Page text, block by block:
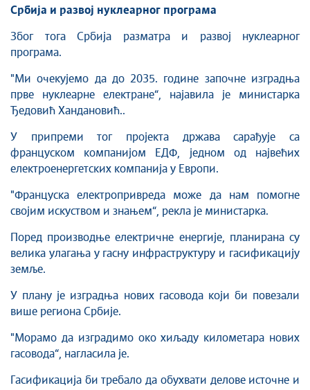
Србија и развој нуклеарног програма
Због тога Србија разматра и развој нуклеарног
програма.
"Ми очекујемо да до 2035. године започне изградња
прве нуклеарне електране“, најавила је министарка
Ђедовић Хандановић..
У припреми тог пројекта држава сарађује са
француском компанијом ЕДФ, једном од највећих
електроенергетских компанија у Европи.
"Француска електропривреда може да нам помогне
својим искуством и знањем“, рекла је министарка.
Поред производње електричне енергије, планирана су
велика улагања у гасну инфраструктуру и гасификацију
земље.
У плану је изградња нових гасовода који би повезали
више региона Србије.
"Морамо да изградимо око хиљаду километара нових
гасовода“, нагласила је.
Гасификација би требало да обухвати делове источне и